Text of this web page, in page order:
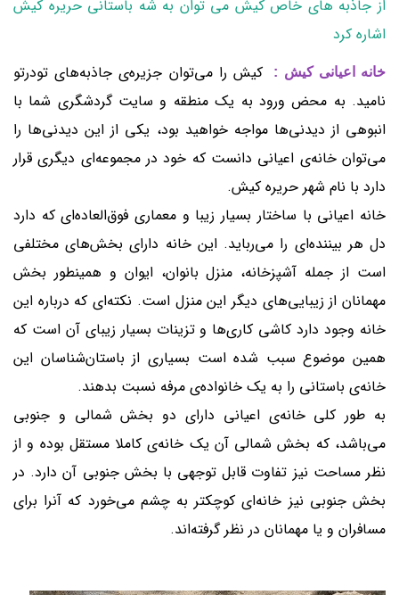
از جاذبه های خاص کیش می توان به شه باستانی حریره کیش
اشاره کرد
خانه اعیانی کیش : کیش را می‌توان جزیره‌ی جاذبه‌های تودرتو
نامید. به محض ورود به یک منطقه و سایت گردشگری شما با
انبوهی از دیدنی‌ها مواجه خواهید بود، یکی از این دیدنی‌ها را
می‌توان خانه‌ی اعیانی دانست که خود در مجموعه‌ای دیگری قرار
دارد با نام شهر حریره کیش.
خانه اعیانی با ساختار بسیار زیبا و معماری فوق‌العاده‌ای که دارد
دل هر بیننده‌ای را می‌رباید. این خانه دارای بخش‌های مختلفی
است از جمله آشپزخانه، منزل بانوان، ایوان و همینطور بخش
مهمانان از زیبایی‌های دیگر این منزل است. نکته‌ای که درباره این
خانه وجود دارد کاشی‌ کاری‌ها و تزینات بسیار زیبای آن است که
همین موضوع سبب شده است بسیاری از باستان‌شناسان این
خانه‌ی باستانی را به یک خانواده‌ی مرفه نسبت بدهند.
به طور کلی خانه‌ی ‌اعیانی دارای دو بخش شمالی و جنوبی
می‌باشد، که بخش شمالی آن یک خانه‌ی کاملا مستقل بوده و از
نظر مساحت نیز تفاوت قابل توجهی با بخش جنوبی آن دارد. در
بخش جنوبی نیز خانه‌ای کوچکتر به چشم می‌خورد که آنرا برای
مسافران و یا مهمانان در نظر گرفته‌اند.